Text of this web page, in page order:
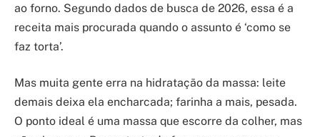
ao forno. Segundo dados de busca de 2026, essa é a
receita mais procurada quando o assunto é ‘como se
faz torta’.
Mas muita gente erra na hidratação da massa: leite
demais deixa ela encharcada; farinha a mais, pesada.
O ponto ideal é uma massa que escorre da colher, mas